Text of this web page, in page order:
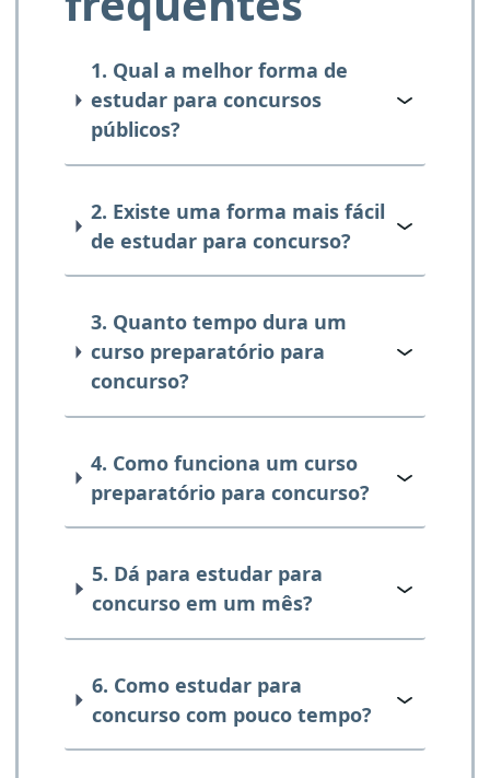
1. Qual a melhor forma de
estudar para concursos
públicos?
2. Existe uma forma mais fácil
de estudar para concurso?
3. Quanto tempo dura um
curso preparatório para
concurso?
4. Como funciona um curso
preparatório para concurso?
5. Dá para estudar para
concurso em um mês?
6. Como estudar para
concurso com pouco tempo?